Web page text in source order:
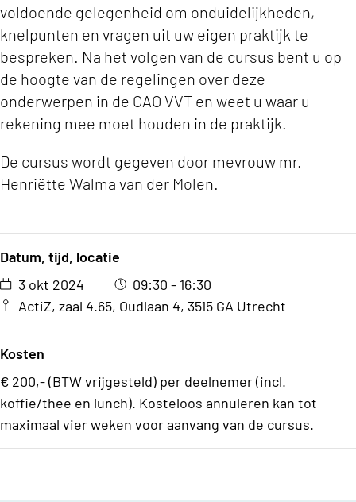
voldoende gelegenheid om onduidelijkheden,
knelpunten en vragen uit uw eigen praktijk te
bespreken. Na het volgen van de cursus bent u op
de hoogte van de regelingen over deze
onderwerpen in de CAO VVT en weet u waar u
rekening mee moet houden in de praktijk.
De cursus wordt gegeven door mevrouw mr.
Henriëtte Walma van der Molen.
Datum, tijd, locatie
3 okt 2024
09:30 - 16:30
ActiZ, zaal 4.65, Oudlaan 4, 3515 GA Utrecht
Kosten
€ 200,- (BTW vrijgesteld) per deelnemer (incl.
koffie/thee en lunch). Kosteloos annuleren kan tot
maximaal vier weken voor aanvang van de cursus.